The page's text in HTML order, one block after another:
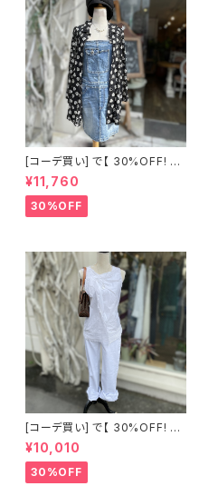
[コーデ買い] で【 30%OFF! 】2
点 ショート丈 デニム サロペット
スカート + 古着 Montsoie ハ
ート柄 シアーシャツ ブラック
¥11,760
30%OFF
[コーデ買い] で【 30%OFF! 】2
点 古着 Chloe ホワイト レース
ノースリーブ + ホワイトデニム
ストレッチ ストレート パンツ
¥10,010
30%OFF